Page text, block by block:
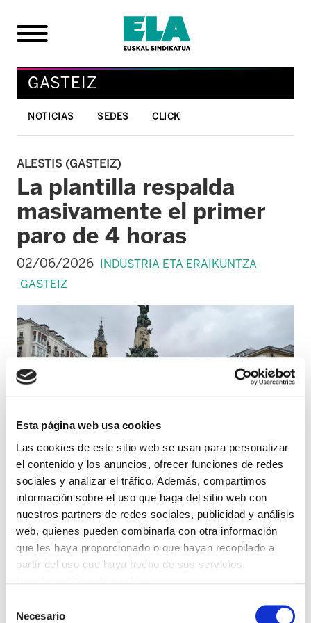
Esta página web usa cookies
Las cookies de este sitio web se usan para personalizar
el contenido y los anuncios, ofrecer funciones de redes
sociales y analizar el tráfico. Además, compartimos
información sobre el uso que haga del sitio web con
nuestros partners de redes sociales, publicidad y análisis
web, quienes pueden combinarla con otra información
que les haya proporcionado o que hayan recopilado a
partir del uso que haya hecho de sus servicios.
Necesario
GASTEIZ
NOTICIAS SEDES CLICK
ALESTIS (GASTEIZ)
La plantilla respalda
masivamente el primer
paro de 4 horas
02/06/2026 INDUSTRIA ETA ERAIKUNTZA
GASTEIZ
Se han concentradoe en Gasteiz para
denuncian el bloqueo del convenio. La